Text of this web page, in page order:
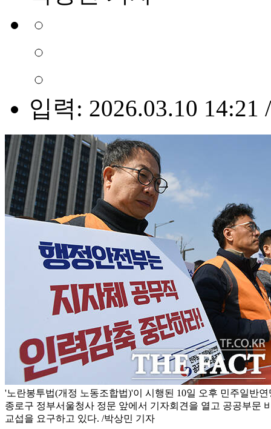
입력: 2026.03.10 14:21
'노란봉투법(개정 노동조합법)'이 시행된 10일 오후 민주일반
종로구 정부서울청사 정문 앞에서 기자회견을 열고 공공부문
교섭을 요구하고 있다. /박상민 기자